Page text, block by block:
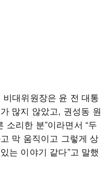
대위원장은 윤 전 대통
많지 않았고, 권성동 원
소리한 분”이라면서 “두
막 움직이고 그렇게 상
는 이야기 같다”고 말했